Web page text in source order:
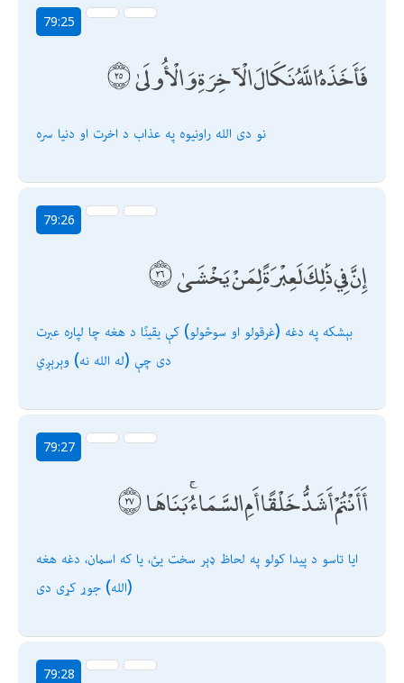
79:25
فَأَخَذَهُ اللَّهُ نَكَالَ الْآخِرَةِ وَالْأُولَىٰ
نو دى الله راونیوه په عذاب د اخرت او دنیا سره
79:26
إِنَّ فِي ذَٰلِكَ لَعِبْرَةً لِمَنْ يَخْشَىٰ
بېشكه په دغه (غرقولو او سوځولو) كې یقینًا د هغه چا لپاره عبرت
دى چې (له الله نه) وېرېږي
79:27
أَأَنْتُمْ أَشَدُّ خَلْقًا أَمِ السَّمَاءُ ۚ بَنَاهَا
ایا تاسو د پیدا كولو په لحاظ ډېر سخت یئ، یا كه اسمان، دغه هغه
(الله) جوړ كړى دى
79:28